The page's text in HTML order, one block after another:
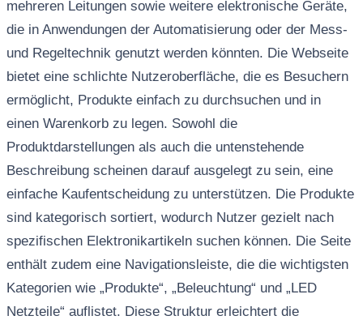
mehreren Leitungen sowie weitere elektronische Geräte,
die in Anwendungen der Automatisierung oder der Mess-
und Regeltechnik genutzt werden könnten. Die Webseite
bietet eine schlichte Nutzeroberfläche, die es Besuchern
ermöglicht, Produkte einfach zu durchsuchen und in
einen Warenkorb zu legen. Sowohl die
Produktdarstellungen als auch die untenstehende
Beschreibung scheinen darauf ausgelegt zu sein, eine
einfache Kaufentscheidung zu unterstützen. Die Produkte
sind kategorisch sortiert, wodurch Nutzer gezielt nach
spezifischen Elektronikartikeln suchen können. Die Seite
enthält zudem eine Navigationsleiste, die die wichtigsten
Kategorien wie „Produkte“, „Beleuchtung“ und „LED
Netzteile“ auflistet. Diese Struktur erleichtert die